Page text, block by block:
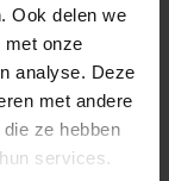
Ook delen we
met onze
analyse. Deze
met andere
ze hebben
services.
-
139,00